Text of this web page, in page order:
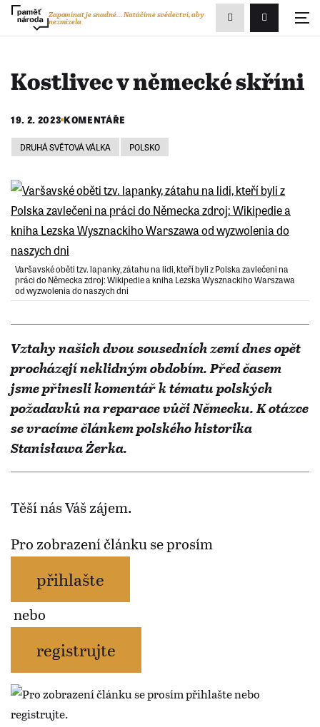
Přihlášení/
Zapomínat je snadné...Natáčíme svědectví, aby
nezmizela
Zobrazit
vyhledávání
Kostlivec v německé skříni
19. 2. 2023 KOMENTÁŘE
DRUHÁ SVĚTOVÁ VÁLKA POLSKO
Varšavské oběti tzv. lapanky, zátahu na lidi, kteří byli z Polska zavlečeni na
práci do Německa zdroj: Wikipedie a kniha Lezska Wysznackiho Warszawa
od wyzwolenia do naszych dni
Vztahy našich dvou sousedních zemí dnes opět
procházejí neklidným obdobím. Před časem
jsme přinesli komentář k tématu polských
požadavků na reparace vůči Německu. K otázce
se vracíme článkem polského historika
Stanisława Żerka.
Těší nás Váš zájem.
Pro zobrazení článku se prosím
přihlašte
nebo
registrujte